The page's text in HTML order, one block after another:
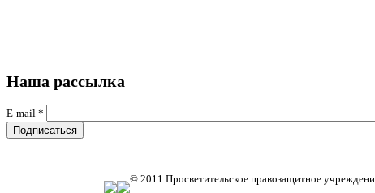
Наша рассылка
E-mail *
© 2011 Просветительское правозащитное